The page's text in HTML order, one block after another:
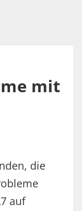
mit
die
auf